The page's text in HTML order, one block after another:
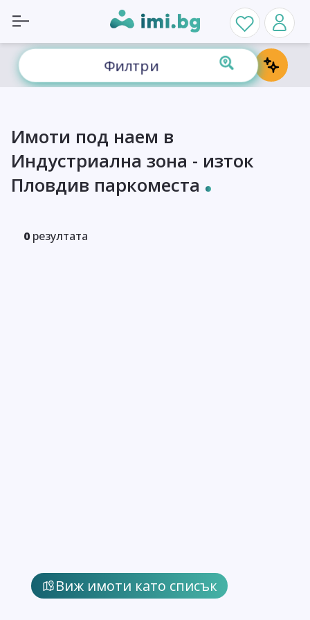
Филтри
Виж имоти като списък
Имоти под наем в
Индустриална зона - изток
Пловдив паркоместа
0 резултата